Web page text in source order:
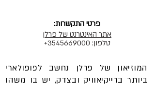
פרטי התקשרות:
אתר האינטרנט של פרלן
טלפון: 3545669000
+
המוזיאון של פרלן נחשב לפופולארי
ביותר ברייקיאוויק ובצדק, יש בו משהו